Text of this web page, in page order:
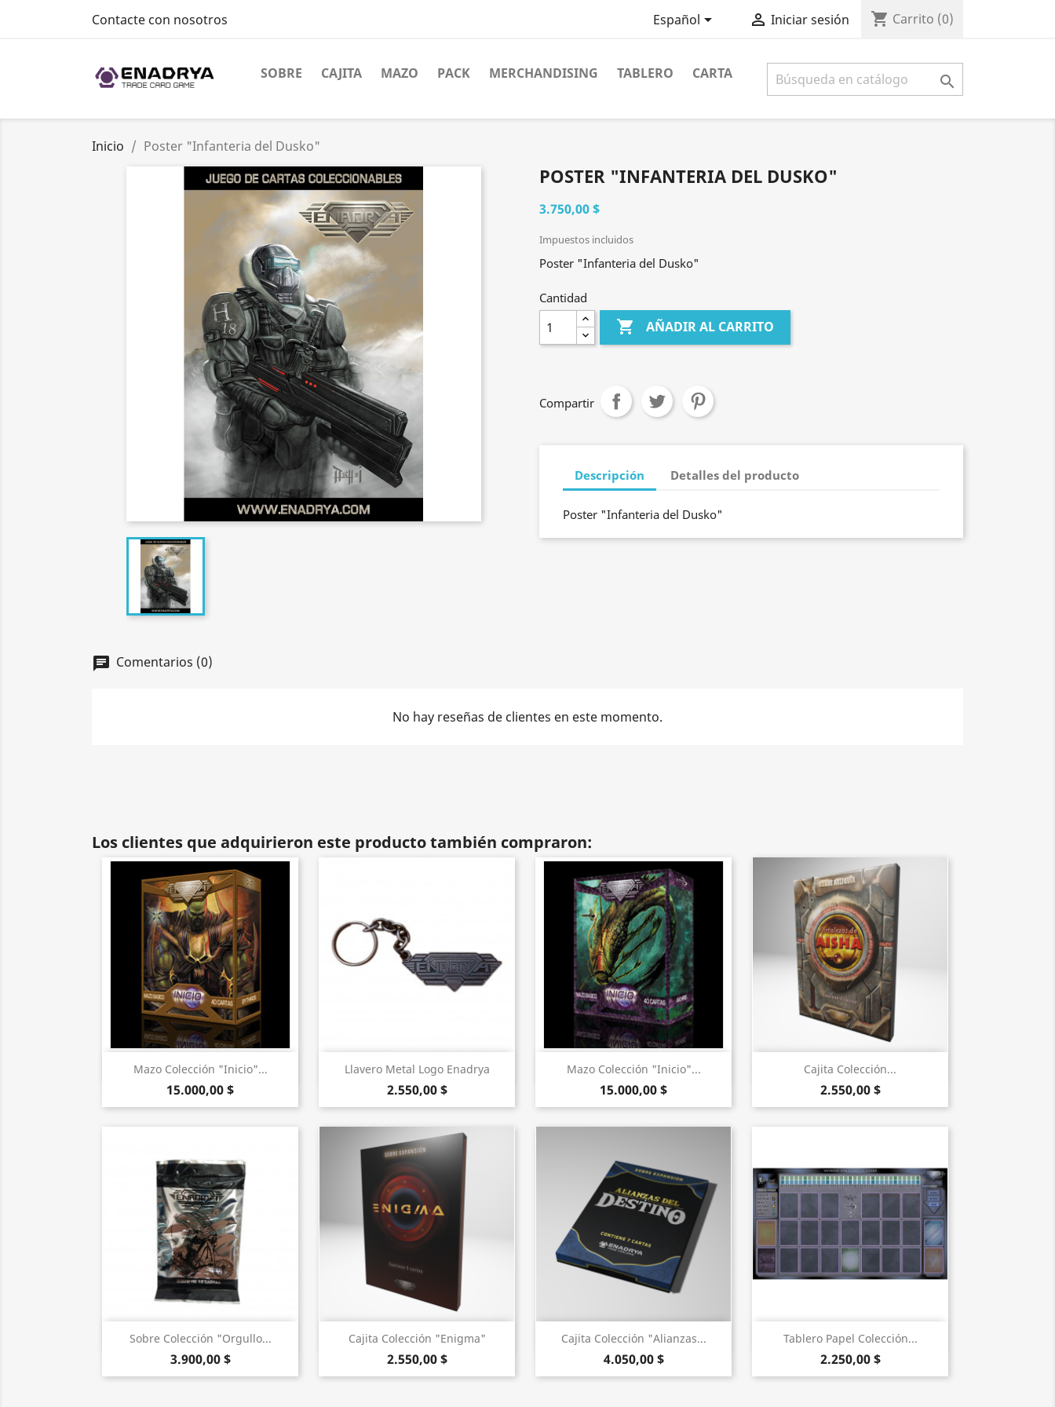
Contacte con nosotros Español  Iniciar sesión shopping_cart Carrito (0)
SOBRE CAJITA MAZO PACK MERCHANDISING TABLERO CARTA 
Inicio Poster "Infanteria del Dusko"
POSTER "INFANTERIA DEL DUSKO"
3.750,00 $
Impuestos incluidos
Poster "Infanteria del Dusko"
Cantidad
 AÑADIR AL CARRITO
Compartir
Descripción Detalles del producto
Poster "Infanteria del Dusko"
chat Comentarios (0)
No hay reseñas de clientes en este momento.
Los clientes que adquirieron este producto también compraron:
Mazo Colección "Inicio"...
15.000,00 $
Vista rápida Llavero Metal Logo Enadrya
2.550,00 $
Vista rápida Mazo Colección "Inicio"...
15.000,00 $
Vista rápida Cajita Colección...
2.550,00 $
Vista rápida
Sobre Colección "Orgullo...
3.900,00 $
Vista rápida Cajita Colección "Enigma"
2.550,00 $
Vista rápida Cajita Colección "Alianzas...
4.050,00 $
Vista rápida Tablero Papel Colección...
2.250,00 $
 Vista rápida